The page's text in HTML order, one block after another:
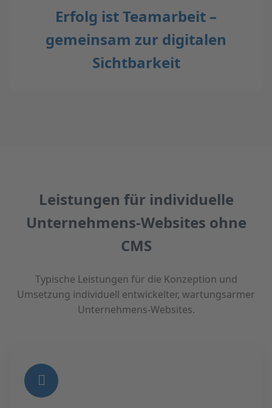
Erfolg ist Teamarbeit –
gemeinsam zur digitalen
Sichtbarkeit
Leistungen für individuelle
Unternehmens-Websites ohne
CMS
Typische Leistungen für die Konzeption und
Umsetzung individuell entwickelter, wartungsarmer
Unternehmens-Websites.